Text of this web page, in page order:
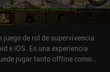
juego de rol de supervivencia
e iOS. Es una experiencia
jugar tanto offline como